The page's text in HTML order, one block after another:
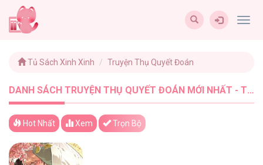
Tủ Sách Xinh Xinh Truyện Thụ Quyết Đoán
DANH SÁCH TRUYỆN THỤ QUYẾT ĐOÁN MỚI NHẤT - TUSACHXINHXINH (1)
Hot Nhất Xem Trọn Bộ